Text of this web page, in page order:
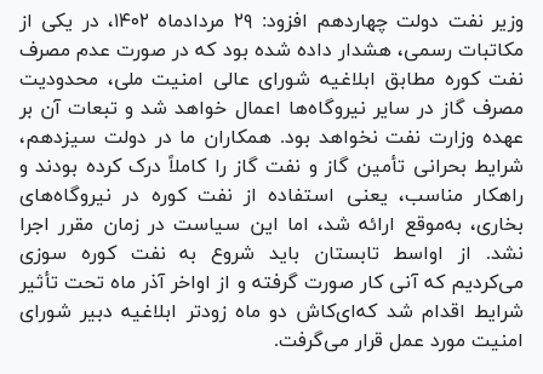
وزیر نفت دولت چهاردهم افزود: ۲۹ مردادماه ۱۴۰۲، در یکی از
مکاتبات رسمی، هشدار داده شده بود که در صورت عدم مصرف
نفت کوره مطابق ابلاغیه شورای عالی امنیت ملی، محدودیت
مصرف گاز در سایر نیروگاه‌ها اعمال خواهد شد و تبعات آن بر
عهده وزارت نفت نخواهد بود. همکاران ما در دولت سیزدهم،
شرایط بحرانی تأمین گاز و نفت گاز را کاملاً درک کرده بودند و
راهکار مناسب، یعنی استفاده از نفت کوره در نیروگاه‌های
بخاری، به‌موقع ارائه شد، اما این سیاست در زمان مقرر اجرا
نشد. از اواسط تابستان باید شروع به نفت کوره سوزی
می‌کردیم که آنی کار صورت گرفته و از اواخر آذر ماه تحت تأثیر
شرایط اقدام شد که‌ای‌کاش دو ماه زودتر ابلاغیه دبیر شورای
امنیت مورد عمل قرار می‌گرفت.